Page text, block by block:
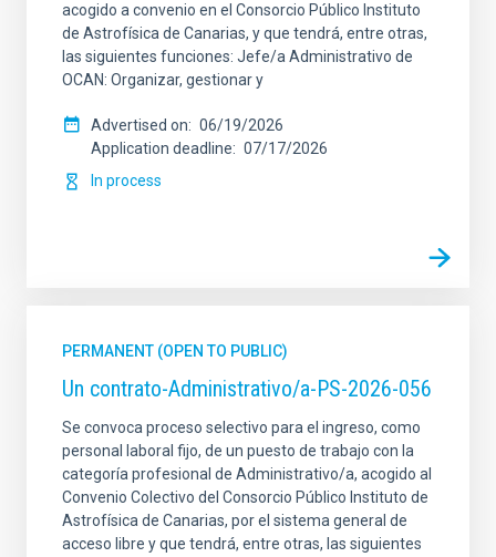
acogido a convenio en el Consorcio Público Instituto
de Astrofísica de Canarias, y que tendrá, entre otras,
las siguientes funciones: Jefe/a Administrativo de
OCAN: Organizar, gestionar y
Advertised on
06/19/2026
Application deadline
07/17/2026
In process
PERMANENT (OPEN TO PUBLIC)
Un contrato-Administrativo/a-PS-2026-056
Se convoca proceso selectivo para el ingreso, como
personal laboral fijo, de un puesto de trabajo con la
categoría profesional de Administrativo/a, acogido al
Convenio Colectivo del Consorcio Público Instituto de
Astrofísica de Canarias, por el sistema general de
acceso libre y que tendrá, entre otras, las siguientes